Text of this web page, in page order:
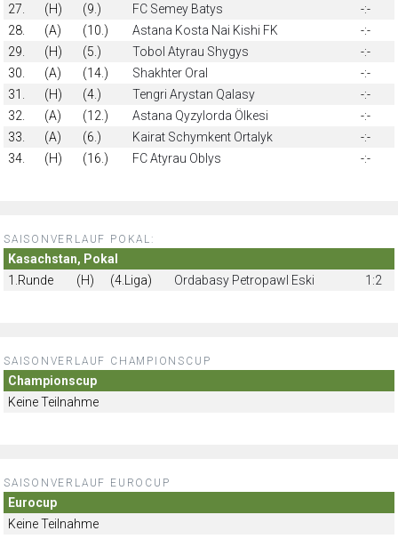
27.
(H) (9.) FC Semey Batys
-:-
28.
(A) (10.) Astana Kosta Nai Kishi FK
-:-
29.
(H) (5.) Tobol Atyrau Shygys
-:-
30.
(A) (14.) Shakhter Oral
-:-
31.
(H) (4.) Tengri Arystan Qalasy
-:-
32.
(A) (12.) Astana Qyzylorda Ölkesi
-:-
33.
(A) (6.) Kairat Schymkent Ortalyk
-:-
34.
(H) (16.) FC Atyrau Oblys -:-
SAISONVERLAUF POKAL:
Kasachstan, Pokal
1.Runde
(H) (4.Liga) Ordabasy Petropawl Eski 1:2
SAISONVERLAUF CHAMPIONSCUP
Championscup
Keine Teilnahme
SAISONVERLAUF EUROCUP
Eurocup
Keine Teilnahme